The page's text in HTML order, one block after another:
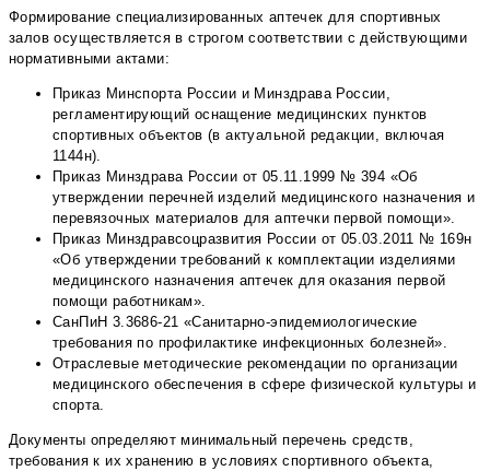
Формирование специализированных аптечек для спортивных
залов осуществляется в строгом соответствии с действующими
нормативными актами:
Приказ Минспорта России и Минздрава России,
регламентирующий оснащение медицинских пунктов
спортивных объектов (в актуальной редакции, включая
1144н).
Приказ Минздрава России от 05.11.1999 № 394 «Об
утверждении перечней изделий медицинского назначения и
перевязочных материалов для аптечки первой помощи».
Приказ Минздравсоцразвития России от 05.03.2011 № 169н
«Об утверждении требований к комплектации изделиями
медицинского назначения аптечек для оказания первой
помощи работникам».
СанПиН 3.3686-21 «Санитарно-эпидемиологические
требования по профилактике инфекционных болезней».
Отраслевые методические рекомендации по организации
медицинского обеспечения в сфере физической культуры и
спорта.
Документы определяют минимальный перечень средств,
требования к их хранению в условиях спортивного объекта,